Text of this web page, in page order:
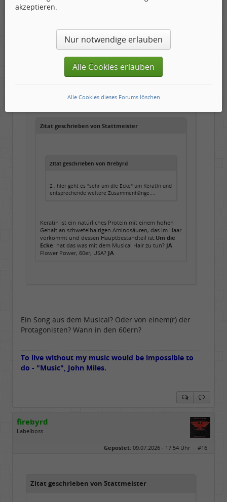
Meinerzhagen
14317
08 / 2009
Gepostet:09.07.2026 - 16:48 Uhr ·
Zitat geschrieben von Stattmeister
Zitat geschrieben von firebyrd
2 , hier geht es "sehr um die Ecke" um Keratin und
entsprechende weitere Zusammenhänge....
Keratin ist ein natürliches Protein mit einem hohen
Gehalt an schwefelhaltigen Aminosäuren, das im Haar
vorkommt und dessen Hauptbestandteil ist. Um die
Ecke: hat das was mit dem Musical Hair zu tun? JA
Flower Power, 60er, USA? JA
Ein Song aus dem Musical? Oder von einem(r) der
Protagonisten? Wann in den 60ern?
To live without my music would be impossible to
do - "Music", John Miles.
firebyrd
Labelboss
Hausgeburt (Ausgeburt?)
Gepostet: 09.07.2026 - 17:54 Uhr · #16
Zitat geschrieben von Stattmeister
akzeptieren.
Nur notwendige erlauben
Alle Cookies erlauben
Alle Cookies dieses Forums löschen